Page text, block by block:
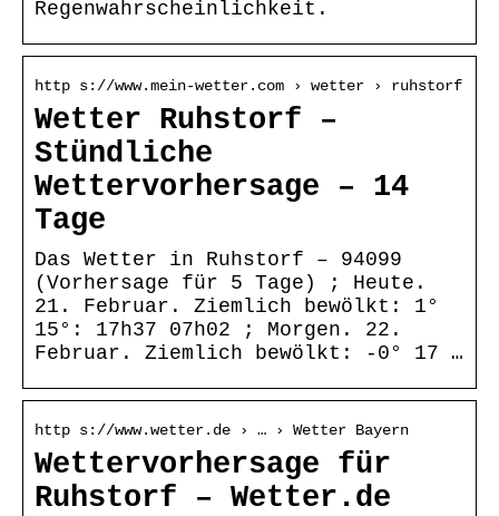
Regenwahrscheinlichkeit.
http s://www.mein-wetter.com › wetter › ruhstorf
Wetter Ruhstorf –
Stündliche
Wettervorhersage – 14
Tage
Das Wetter in Ruhstorf – 94099
(Vorhersage für 5 Tage) ; Heute.
21. Februar. Ziemlich bewölkt: 1°
15°: 17h37 07h02 ; Morgen. 22.
Februar. Ziemlich bewölkt: -0° 17 …
http s://www.wetter.de › … › Wetter Bayern
Wettervorhersage für
Ruhstorf – Wetter.de